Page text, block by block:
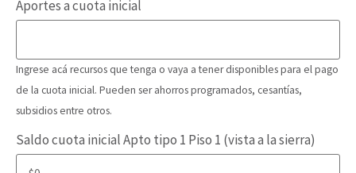
Aportes a cuota inicial
Ingrese acá recursos que tenga o vaya a tener disponibles para el pago
de la cuota inicial. Pueden ser ahorros programados, cesantías,
subsidios entre otros.
Saldo cuota inicial Apto tipo 1 Piso 1 (vista a la sierra)